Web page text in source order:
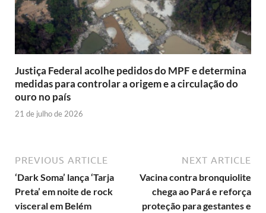
Justiça Federal acolhe pedidos do MPF e determina
medidas para controlar a origem e a circulação do
ouro no país
21 de julho de 2026
PREVIOUS ARTICLE
‘Dark Soma’ lança ‘Tarja
Preta’ em noite de rock
visceral em Belém
NEXT ARTICLE
Vacina contra bronquiolite
chega ao Pará e reforça
proteção para gestantes e